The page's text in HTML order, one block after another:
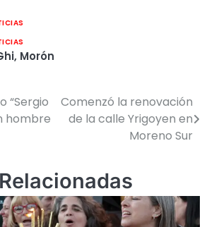
, Morón
“Sergio
hombre
Comenzó la renovación
de la calle Yrigoyen en
Moreno Sur